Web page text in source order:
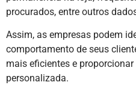
procurados, entre outros
Assim, as empresas podem
comportamento de seus
mais eficientes e
personalizada.